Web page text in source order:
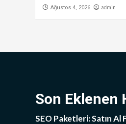
Ağustos 4, 2026 admin
Son Eklenen
SEO Paketleri: Satın Al